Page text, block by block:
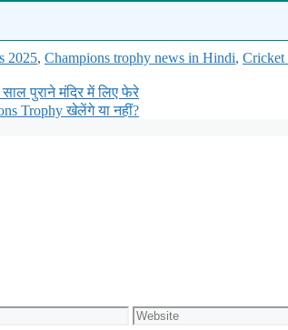
2025, Champions trophy news in Hindi, Cricket
पुराने मंदिर में लिए फेरे
Trophy खेलेंगे या नहीं?
Website